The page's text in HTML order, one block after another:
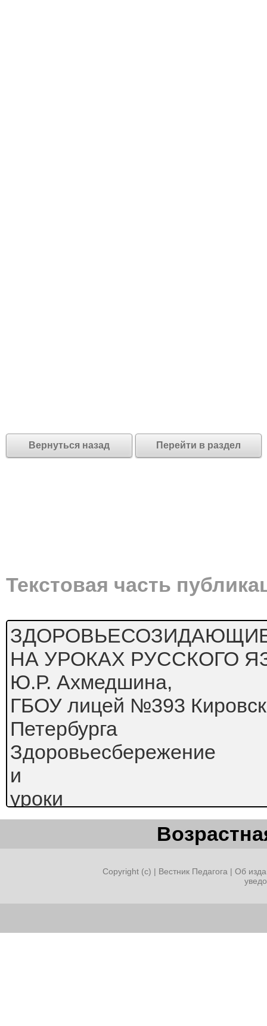
Вернуться назад Перейти в раздел
Текстовая часть
НА УРОКАХ РУССКОГО
Ю.Р. Ахмедшина,
ГБОУ лицей №393
Петербурга
Здоровьесбережение
и
уроки
русского
может их связывать?
Copyright (c) | Вестник Педагога | Об